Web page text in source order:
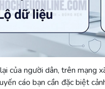
của người dân, trên mạng
cáo bạn cần đặc biệt